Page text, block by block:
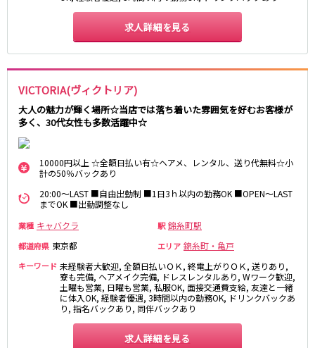
求人詳細を見る
VICTORIA(ヴィクトリア)
大人の魅力が輝く場所☆当店では落ち着いた雰囲気を好むお客様が
多く、30代女性も多数活躍中☆
10000円以上 ☆全額日払い有☆ヘアメ、レンタル、送り代無料☆小
計の50％バックあり
20:00～LAST ■自由出勤制 ■1日3ｈ以内の勤務OK ■OPEN～LAST
までOK ■出勤調整なし
業種 キャバクラ 駅 錦糸町駅
都道府県 東京都 エリア 錦糸町・亀戸
キーワード 未経験者大歓迎, 全額日払いＯＫ, 終電上がりＯＫ, 送りあり,
寮も完備, ヘアメイク完備, ドレスレンタルあり, Wワーク歓迎,
土曜も営業, 日曜も営業, 私服OK, 面接交通費支給, 友達と一緒
に体入OK, 経験者優遇, 3時間以内の勤務OK, ドリンクバックあ
り, 指名バックあり, 同伴バックあり
求人詳細を見る
王子駅
さいたま新都心駅
都営浅草線
新橋駅
銀座駅
上野駅
神田駅
渋谷駅
赤坂見附駅
田原町駅
末広町駅
表参道駅
外苑前駅
西武新宿線
西武新宿駅
本川越駅
東村山駅
新所沢駅